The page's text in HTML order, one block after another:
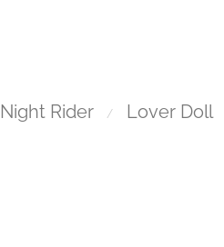
Night Rider ⁄ Lover Doll